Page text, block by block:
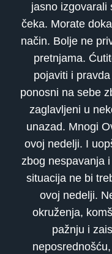
jasno izgovarali
čeka. Morate
način. Bolje ne
pretnjama.
pojaviti i
ponosni na sebe
zaglavljeni u
unazad. Mnogi
ovoj nedelji. I
zbog nespavanja
situacija ne bi
ovoj nedelji.
okruženja,
pažnju i